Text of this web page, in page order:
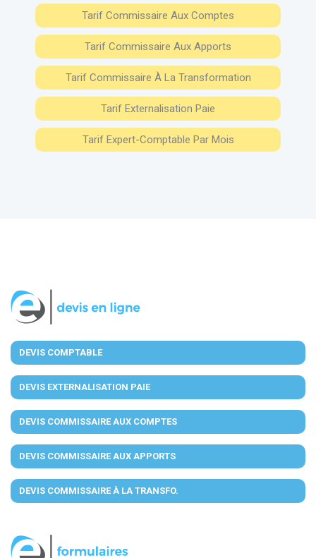
Tarif Commissaire Aux Comptes
Tarif Commissaire Aux Apports
Tarif Commissaire À La Transformation
Tarif Externalisation Paie
Tarif Expert-Comptable Par Mois
DEVIS COMPTABLE
DEVIS EXTERNALISATION PAIE
DEVIS COMMISSAIRE AUX COMPTES
DEVIS COMMISSAIRE AUX APPORTS
DEVIS COMMISSAIRE À LA TRANSFO.